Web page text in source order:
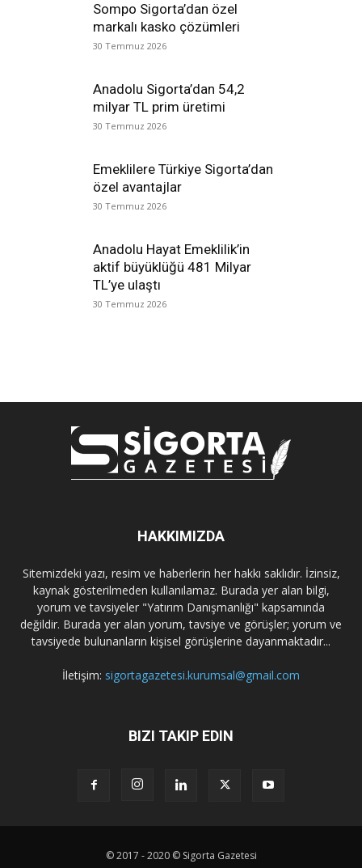
Sompo Sigorta’dan özel
markalı kasko çözümleri
30 Temmuz 2026
Anadolu Sigorta’dan 54,2
milyar TL prim üretimi
30 Temmuz 2026
Emeklilere Türkiye Sigorta’dan
özel avantajlar
30 Temmuz 2026
Anadolu Hayat Emeklilik’in
aktif büyüklüğü 481 Milyar
TL’ye ulaştı
30 Temmuz 2026
HAKKIMIZDA
Sitemizdeki yazı, resim ve haberlerin her hakkı saklıdır. İzinsiz,
kaynak gösterilmeden kullanılamaz. Burada yer alan bilgi,
yorum ve tavsiyeler "Yatırım Danışmanlığı" kapsamında
değildir. Burada yer alan yorum, tavsiye ve görüşler; yorum ve
tavsiyede bulunanların kişisel görüşlerine dayanmaktadır...
İletişim: sigortagazetesi.kurumsal@gmail.com
BIZI TAKIP EDIN
© 2017 - 2020 © Sigorta Gazetesi